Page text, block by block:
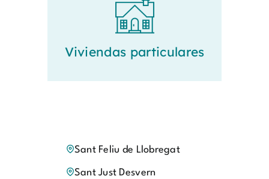
Viviendas particulares
Sant Feliu de Llobregat
Sant Just Desvern